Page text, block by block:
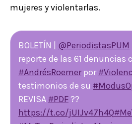
mujeres y violentarlas.
BOLETÍN | @PeriodistasPUM
reporte de las 61 denuncias
#AndrésRoemerpor
testimonios de su
REVISA #PDF ??
https://t.co/jUIJv47h4Q